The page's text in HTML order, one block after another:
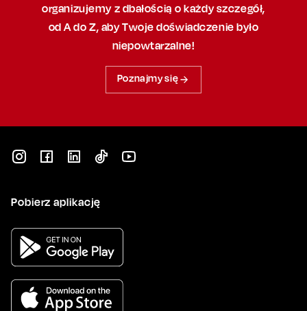
organizujemy z dbałością o każdy szczegół,
od A do Z, abyTwoje doświadczenie było
niepowtarzalne!
Poznajmy się
Pobierz aplikację